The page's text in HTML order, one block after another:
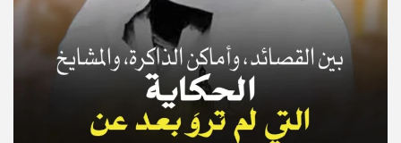
© Copyright 2025, APS